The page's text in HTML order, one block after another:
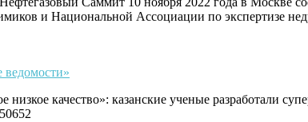
и Национальной Ассоциации по экспертизе
ведомости»
низкое качество»: казанские ученые разработали